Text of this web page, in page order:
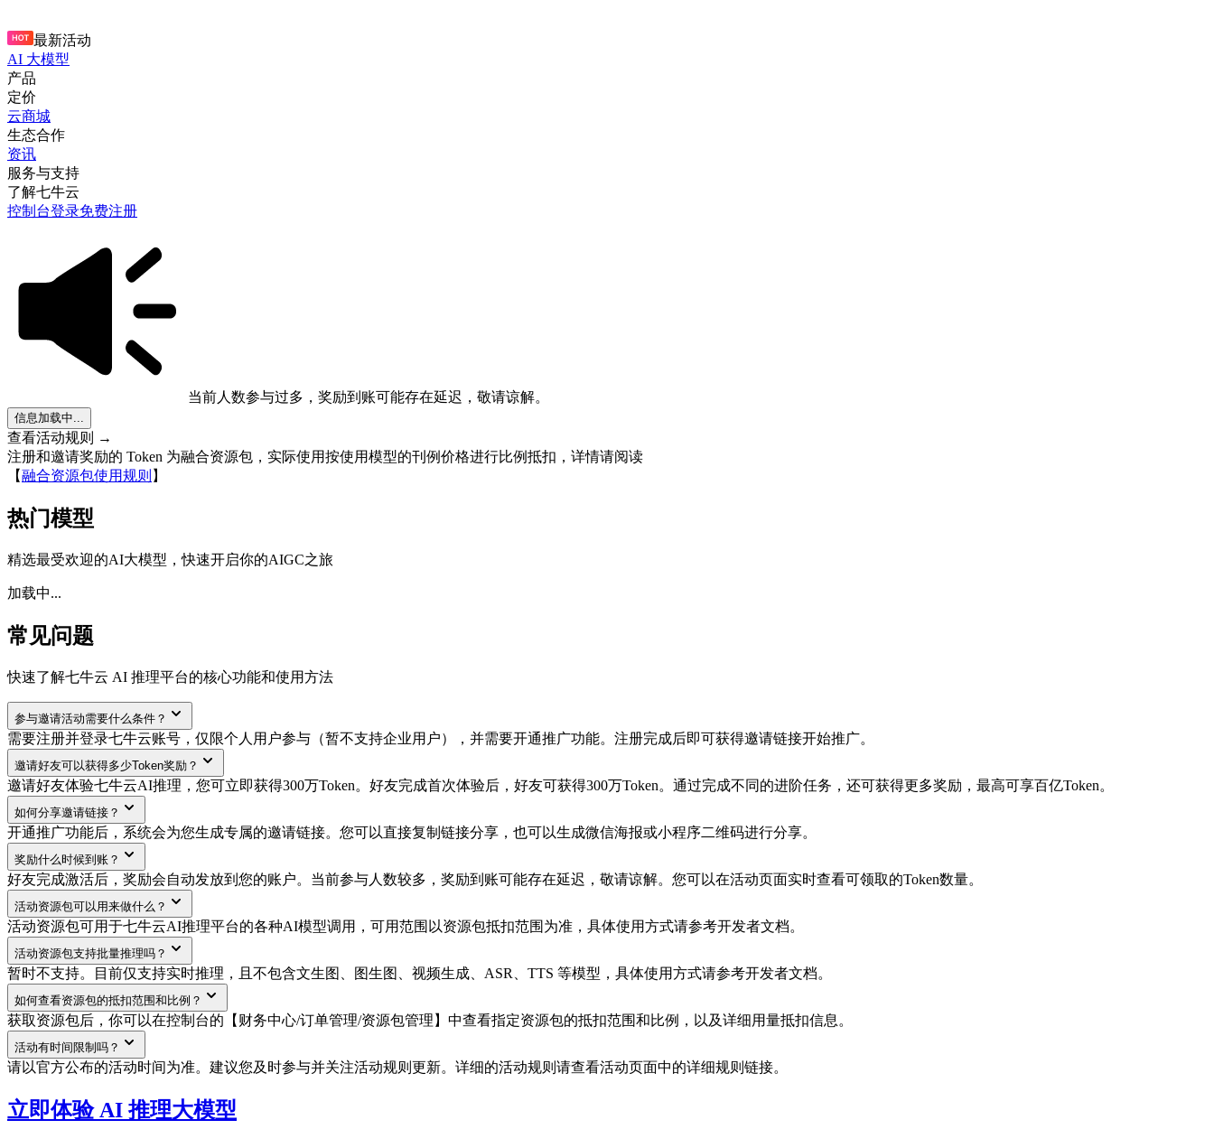
最新活动
AI 大模型
产品
定价
云商城
生态合作
资讯
服务与支持
了解七牛云
控制台登录免费注册
当前人数参与过多，奖励到账可能存在延迟，敬请谅解。
信息加载中...
查看活动规则 →
注册和邀请奖励的 Token 为融合资源包，实际使用按使用模型的刊例价格进行比例抵扣，详情请阅读
【融合资源包使用规则 】
热门模型
精选最受欢迎的AI大模型，快速开启你的AIGC之旅
加载中...
常见问题
快速了解七牛云 AI 推理平台的核心功能和使用方法
参与邀请活动需要什么条件？
需要注册并登录七牛云账号，仅限个人用户参与（暂不支持企业用户），并需要开通推广功能。注册完成后即可获得邀请链接开始推广。
邀请好友可以获得多少Token奖励？
邀请好友体验七牛云AI推理，您可立即获得300万Token。好友完成首次体验后，好友可获得300万Token。通过完成不同的进阶任务，还可获得更多奖励，最高可享百亿Token。
如何分享邀请链接？
开通推广功能后，系统会为您生成专属的邀请链接。您可以直接复制链接分享，也可以生成微信海报或小程序二维码进行分享。
奖励什么时候到账？
好友完成激活后，奖励会自动发放到您的账户。当前参与人数较多，奖励到账可能存在延迟，敬请谅解。您可以在活动页面实时查看可领取的Token数量。
活动资源包可以用来做什么？
活动资源包可用于七牛云AI推理平台的各种AI模型调用，可用范围以资源包抵扣范围为准，具体使用方式请参考开发者文档。
活动资源包支持批量推理吗？
暂时不支持。目前仅支持实时推理，且不包含文生图、图生图、视频生成、ASR、TTS 等模型，具体使用方式请参考开发者文档。
如何查看资源包的抵扣范围和比例？
获取资源包后，你可以在控制台的【财务中心/订单管理/资源包管理】中查看指定资源包的抵扣范围和比例，以及详细用量抵扣信息。
活动有时间限制吗？
请以官方公布的活动时间为准。建议您及时参与并关注活动规则更新。详细的活动规则请查看活动页面中的详细规则链接。
立即体验 AI 推理大模型